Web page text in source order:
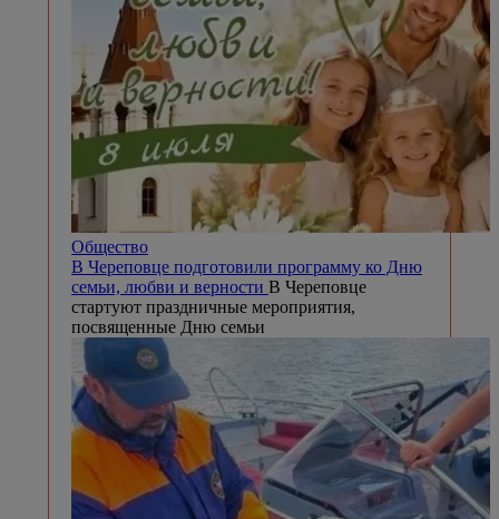
Общество
В Череповце подготовили программу ко Дню
семьи, любви и верности В Череповце
стартуют праздничные мероприятия,
посвященные Дню семьи